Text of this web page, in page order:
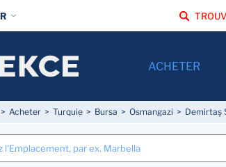
Acheter Turquie Bursa Osmangazi Demirtaş
ACHETER